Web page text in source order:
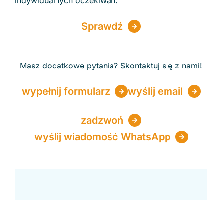
Sprawdź
Masz dodatkowe pytania? Skontaktuj się z nami!
wypełnij formularz wyślij email
zadzwoń
wyślij wiadomość WhatsApp